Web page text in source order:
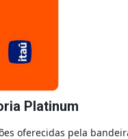
Platinum
oferecidas pela